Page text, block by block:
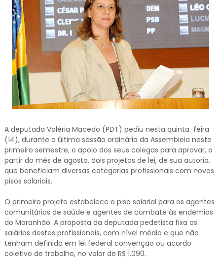
A deputada Valéria Macedo (PDT) pediu nesta quinta-feira
(14), durante a última sessão ordinária da Assembleia neste
primeiro semestre, o apoio dos seus colegas para aprovar, a
partir do mês de agosto, dois projetos de lei, de sua autoria,
que beneficiam diversas categorias profissionais com novos
pisos salariais.
O primeiro projeto estabelece o piso salarial para os agentes
comunitários de saúde e agentes de combate às endemias
do Maranhão. A proposta da deputada pedetista fixa os
salários destes profissionais, com nível médio e que não
tenham definido em lei federal convenção ou acordo
coletivo de trabalho, no valor de R$ 1.090.